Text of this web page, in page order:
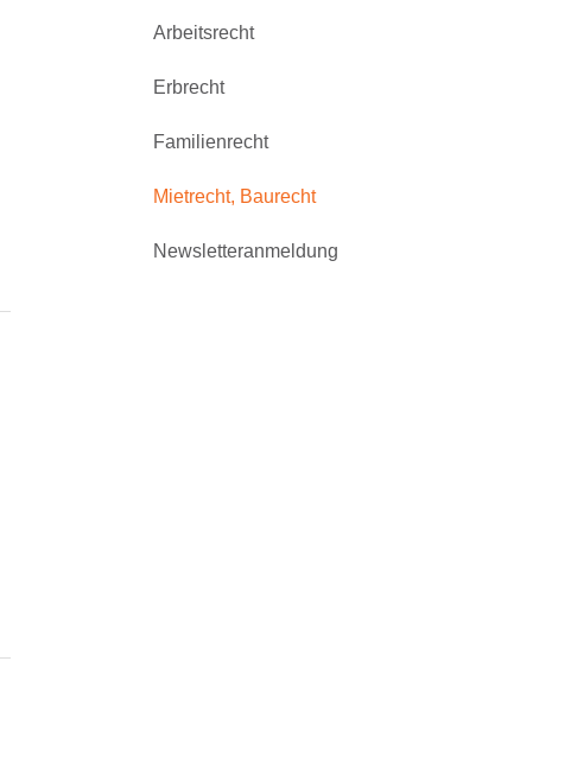
Arbeitsrecht
Erbrecht
Familienrecht
Mietrecht, Baurecht
Newsletteranmeldung